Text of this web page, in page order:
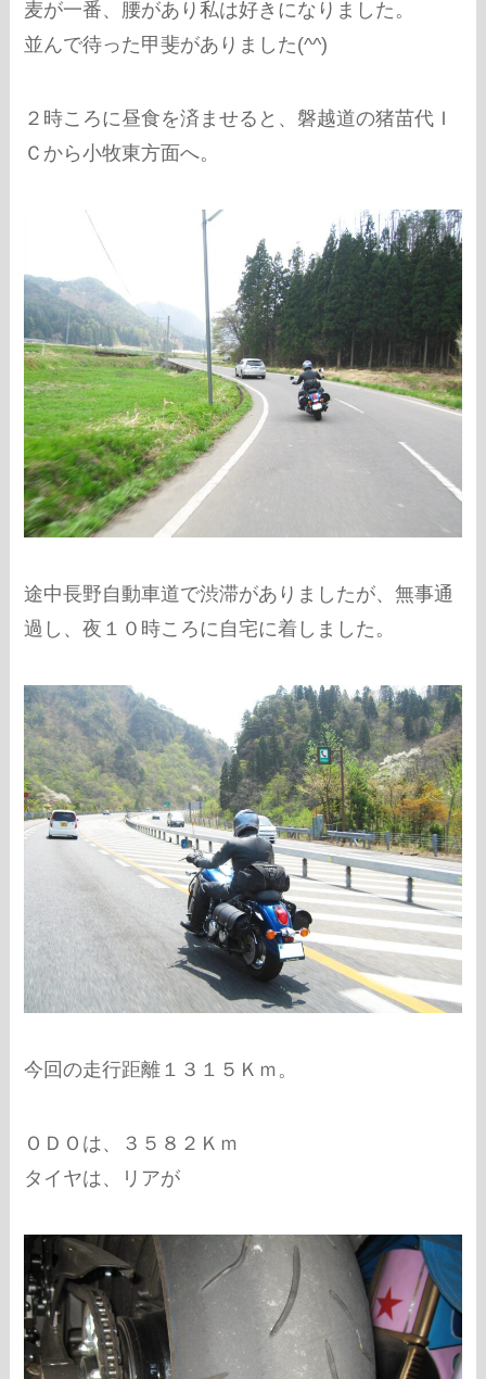
麦が一番、腰があり私は好きになりました。
並んで待った甲斐がありました(^^)
２時ころに昼食を済ませると、磐越道の猪苗代Ｉ
Ｃから小牧東方面へ。
途中長野自動車道で渋滞がありましたが、無事通
過し、夜１０時ころに自宅に着しました。
今回の走行距離１３１５Ｋｍ。
ＯＤＯは、３５８２Ｋｍ
タイヤは、リアが